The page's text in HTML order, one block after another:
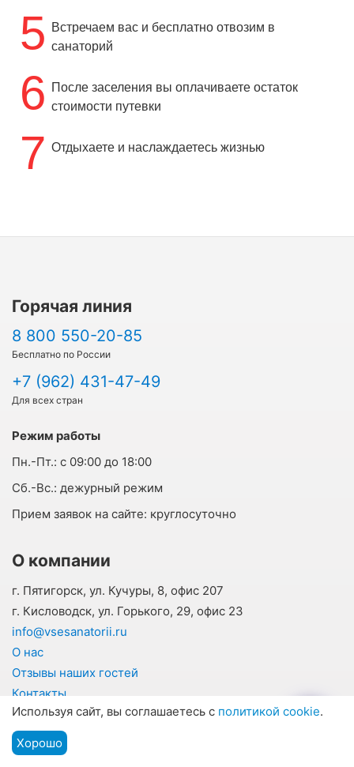
5
Встречаем вас и бесплатно отвозим в
санаторий
6
После заселения вы оплачиваете остаток
стоимости путевки
7 Отдыхаете и наслаждаетесь жизнью
Горячая линия
8 800 550-20-85
Бесплатно по России
+7 (962) 431-47-49
Для всех стран
Режим работы
Пн.-Пт.: с 09:00 до 18:00
Cб.-Вс.: дежурный режим
Прием заявок на сайте: круглосуточно
О компании
г. Пятигорск, ул. Кучуры, 8, офис 207
г. Кисловодск, ул. Горького, 29, офис 23
info@vsesanatorii.ru
О нас
Отзывы наших гостей
Контакты
Наши соцсети
Меню
Используя сайт, вы соглашаетесь с политикой cookie.
Хорошо